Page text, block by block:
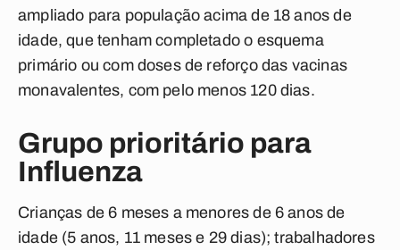
ampliado para população acima de 18 anos de
idade, que tenham completado o esquema
primário ou com doses de reforço das vacinas
monavalentes, com pelo menos 120 dias.
Grupo prioritário para
Influenza
Crianças de 6 meses a menores de 6 anos de
idade (5 anos, 11 meses e 29 dias); trabalhadores